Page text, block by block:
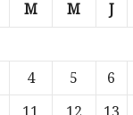
M M J
4 5 6